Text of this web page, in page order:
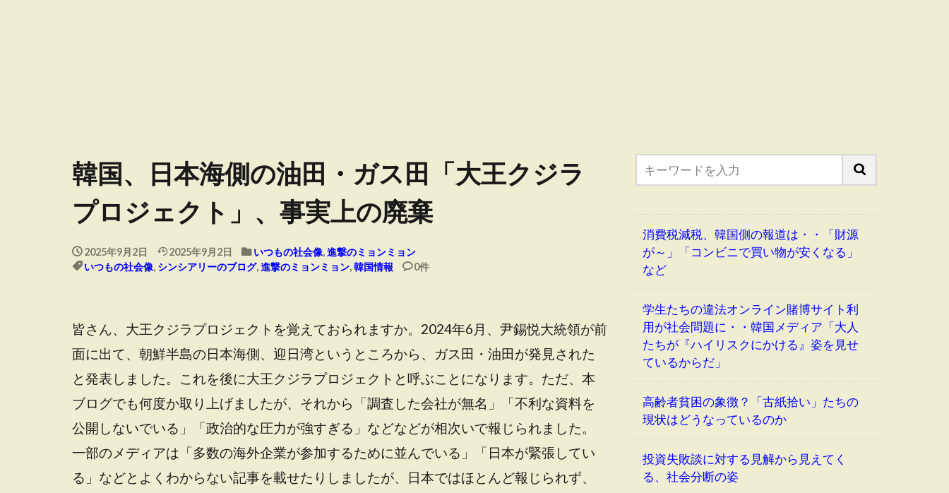
韓国、日本海側の油田・ガス田「大王クジラ
プロジェクト」、事実上の廃棄
2025年9月2日 2025年9月2日 いつもの社会像,進撃のミョンミョン
いつもの社会像, シンシアリーのブログ,進撃のミョンミョン,韓国情報 0件
皆さん、大王クジラプロジェクトを覚えておられますか。2024年6月、尹錫悦大統領が前
面に出て、朝鮮半島の日本海側、迎日湾というところから、ガス田・油田が発見された
と発表しました。これを後に大王クジラプロジェクトと呼ぶことになります。ただ、本
ブログでも何度か取り上げましたが、それから「調査した会社が無名」「不利な資料を
公開しないでいる」「政治的な圧力が強すぎる」などなどが相次いで報じられました。
一部のメディアは「多数の海外企業が参加するために並んでいる」「日本が緊張してい
る」などとよくわからない記事を載せたりしましたが、日本ではほとんど報じられず、
消費税減税、韓国側の報道は・・「財源
が～」「コンビニで買い物が安くなる」
など
学生たちの違法オンライン賭博サイト利
用が社会問題に・・韓国メディア「大人
たちが『ハイリスクにかける』姿を見せ
ているからだ」
高齢者貧困の象徴？「古紙拾い」たちの
現状はどうなっているのか
投資失敗談に対する見解から見えてく
る、社会分断の姿